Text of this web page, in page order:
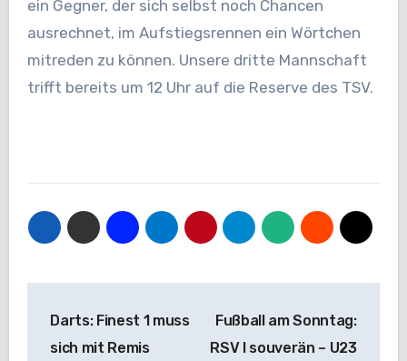
ein Gegner, der sich selbst noch Chancen
ausrechnet, im Aufstiegsrennen ein Wörtchen
mitreden zu können. Unsere dritte Mannschaft
trifft bereits um 12 Uhr auf die Reserve des TSV.
Darts: Finest 1 muss
sich mit Remis
Fußball am Sonntag:
RSV I souverän – U23